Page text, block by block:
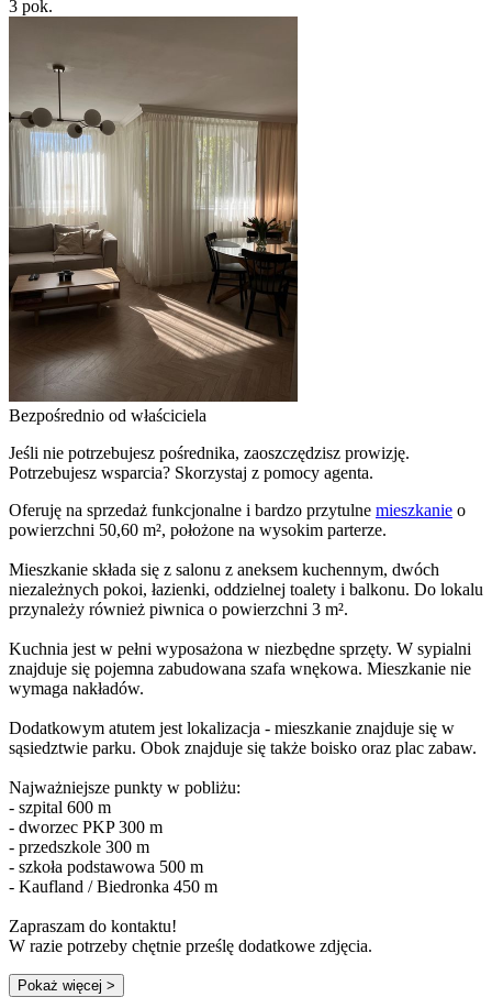
3 pok.
Bezpośrednio od właściciela
Jeśli nie potrzebujesz pośrednika, zaoszczędzisz prowizję.
Potrzebujesz wsparcia? Skorzystaj z pomocy agenta.
Oferuję na sprzedaż funkcjonalne i bardzo przytulne mieszkanie o
powierzchni 50,60 m², położone na wysokim parterze.
Mieszkanie składa się z salonu z aneksem kuchennym, dwóch
niezależnych pokoi, łazienki, oddzielnej toalety i balkonu. Do lokalu
przynależy również piwnica o powierzchni 3 m².
Kuchnia jest w pełni wyposażona w niezbędne sprzęty. W sypialni
znajduje się pojemna zabudowana szafa wnękowa. Mieszkanie nie
wymaga nakładów.
Dodatkowym atutem jest lokalizacja - mieszkanie znajduje się w
sąsiedztwie parku. Obok znajduje się także boisko oraz plac zabaw.
Najważniejsze punkty w pobliżu:
- szpital 600 m
- dworzec PKP 300 m
- przedszkole 300 m
- szkoła podstawowa 500 m
- Kaufland / Biedronka 450 m
Zapraszam do kontaktu!
W razie potrzeby chętnie prześlę dodatkowe zdjęcia.
Pokaż więcej >